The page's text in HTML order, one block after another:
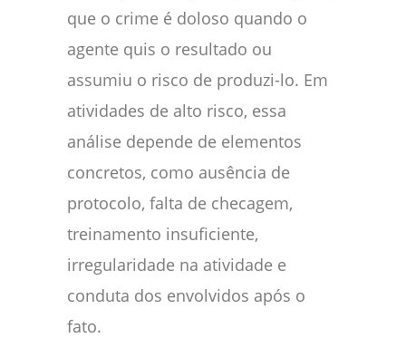
que o crime é doloso quando o
agente quis o resultado ou
assumiu o risco de produzi-lo. Em
atividades de alto risco, essa
análise depende de elementos
concretos, como ausência de
protocolo, falta de checagem,
treinamento insuficiente,
irregularidade na atividade e
conduta dos envolvidos após o
fato.